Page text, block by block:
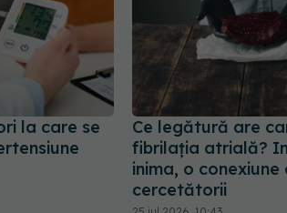
la care se
Ce legătură are
fibrilația atrială?
inima, o
cercetătorii